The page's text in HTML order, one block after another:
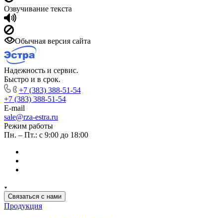
Озвучивание текста
Обычная версия сайта
Надежность и сервис.
Быстро и в срок.
+7 (383) 388-51-54
+7 (383) 388-51-54
E-mail
sale@rza-estra.ru
Режим работы
Пн. – Пт.: с 9:00 до 18:00
Связаться с нами
Продукция